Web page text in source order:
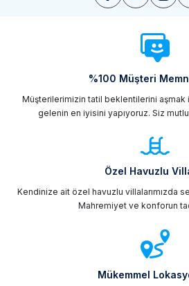
%100 Müşteri
Müşterilerimizin tatil beklentilerini aşmak
gelenin en iyisini yapıyoruz. Siz
Özel Havuzlu
Kendinize ait özel havuzlu villalarımızda
Mahremiyet ve konforun
Mükemmel